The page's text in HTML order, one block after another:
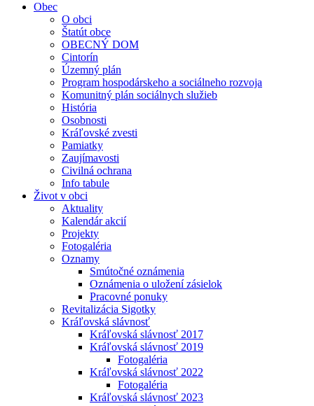
Obec
O obci
Štatút obce
OBECNÝ DOM
Cintorín
Územný plán
Program hospodárskeho a sociálneho rozvoja
Komunitný plán sociálnych služieb
História
Osobnosti
Kráľovské zvesti
Pamiatky
Zaujímavosti
Civilná ochrana
Info tabule
Život v obci
Aktuality
Kalendár akcií
Projekty
Fotogaléria
Oznamy
Smútočné oznámenia
Oznámenia o uložení zásielok
Pracovné ponuky
Revitalizácia Sigotky
Kráľovská slávnosť
Kráľovská slávnosť 2017
Kráľovská slávnosť 2019
Fotogaléria
Kráľovská slávnosť 2022
Fotogaléria
Kráľovská slávnosť 2023